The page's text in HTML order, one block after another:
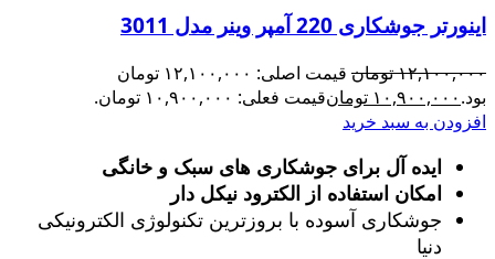
اینورتر جوشکاری 220 آمپر وینر مدل 3011
۱۲,۱۰۰,۰۰۰تومان
قیمت اصلی: ۱۲,۱۰۰,۰۰۰ تومان
بود.۱۰,۹۰۰,۰۰۰ تومانقیمت فعلی: ۱۰,۹۰۰,۰۰۰ تومان.
افزودن به سبد خرید
ایده آل برای جوشکاری های سبک و خانگی
امکان استفاده از الکترود نیکل دار
جوشکاری آسوده با بروزترین تکنولوژی الکترونیکی
دنیا